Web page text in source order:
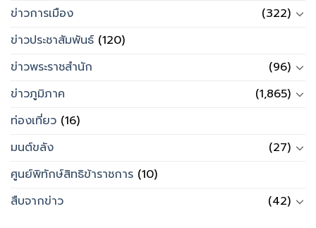
ข่าวการเมือง
(322)
ข่าวประชาสัมพันธ์ (120)
ข่าวพระราชสำนัก
(96)
ข่าวภูมิภาค
(1,865)
ท่องเที่ยว (16)
มนต์ขลัง
(27)
ศูนย์พิทักษ์สิทธิข้าราชการ (10)
สืบจากข่าว
(42)